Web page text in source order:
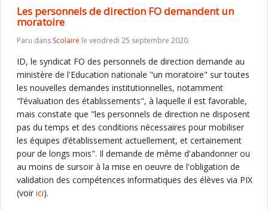
Les personnels de direction FO demandent un
moratoire
Paru dans Scolaire le vendredi 25 septembre 2020.
ID, le syndicat FO des personnels de direction demande au
ministère de l'Education nationale "un moratoire" sur toutes
les nouvelles demandes institutionnelles, notamment
"l’évaluation des établissements", à laquelle il est favorable,
mais constate que "les personnels de direction ne disposent
pas du temps et des conditions nécessaires pour mobiliser
les équipes d’établissement actuellement, et certainement
pour de longs mois". Il demande de même d'abandonner ou
au moins de sursoir à la mise en oeuvre de l'obligation de
validation des compétences informatiques des élèves via PIX
(voir ici).